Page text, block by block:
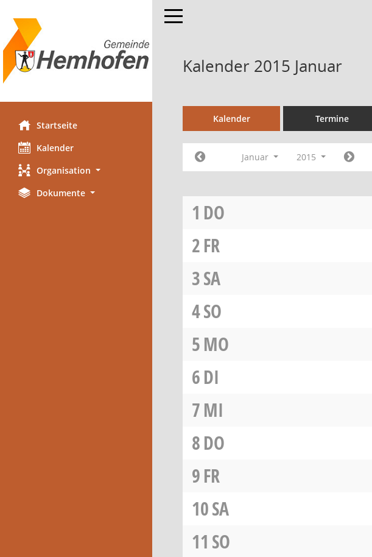
Startseite
Kalender
Organisation
Dokumente
Toggle navigation
Kalender 2015 Januar
Kalender Termine
Januar 2015
1 DO
2FR
3SA
4SO
5MO
6DI
7MI
8DO
9FR
10SA
11 SO